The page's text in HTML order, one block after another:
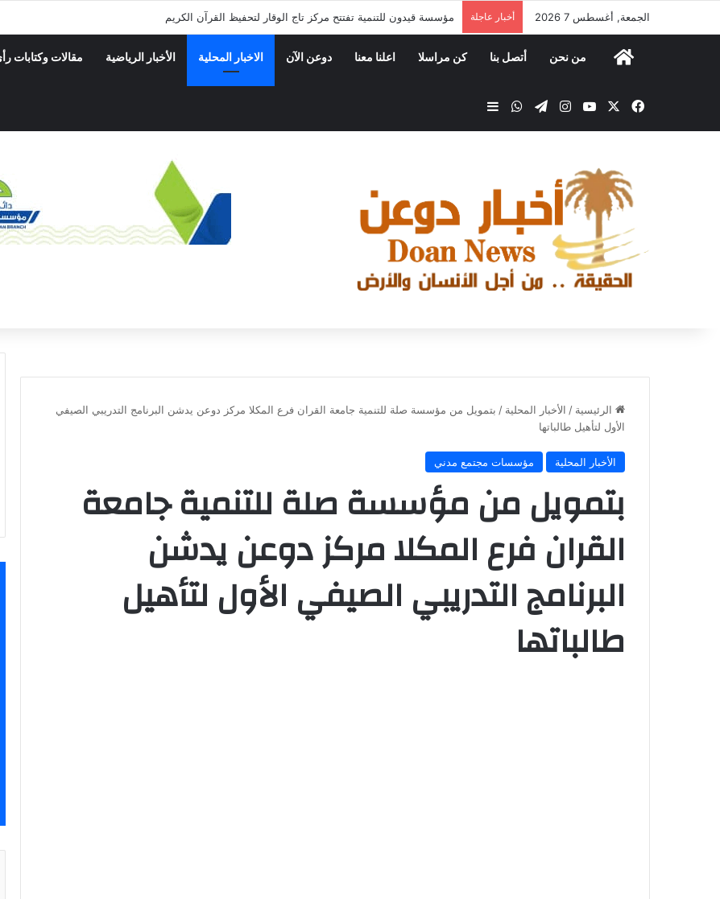
الجمعة, أغسطس 7 2026 أخبار عاجلة مكتب الصناعة والتجارة بمديريه الضليعه ينفذ حمله نزول ميداني على المحلات التجاريه والاسواق
من نحن أتصل بنا كن مراسلا اعلنا معنا دوعن الآن الاخبار المحلية الأخبار الرياضية مقالات وكتابات
الرئيسية / الأخبار المحلية / بتمويل من مؤسسة صلة للتنمية جامعة القران فرع المكلا مركز دوعن يدشن البرنامج التدريبي الصيفي
الأول لتأهيل طالباتها
الأخبار المحلية مؤسسات مجتمع مدني
بتمويل من مؤسسة صلة للتنمية جامعة
القران فرع المكلا مركز دوعن يدشن
البرنامج التدريبي الصيفي الأول لتأهيل
طالباتها